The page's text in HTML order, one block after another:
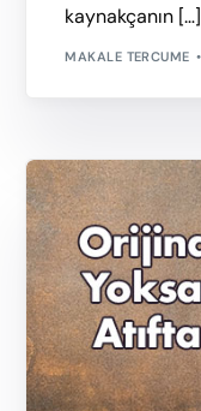
kaynakçanın […]
MAKALE TERCUME